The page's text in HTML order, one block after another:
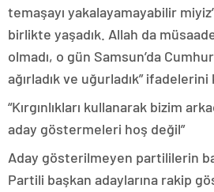
temaşayı yakalayamayabilir
birlikte yaşadık. Allah da
olmadı, o gün Samsun’da
ağırladık ve uğurladık” ifadelerini
“Kırgınlıkları kullanarak bizim
aday göstermeleri hoş değil”
Aday gösterilmeyen partililerin
Partili başkan adaylarına rakip